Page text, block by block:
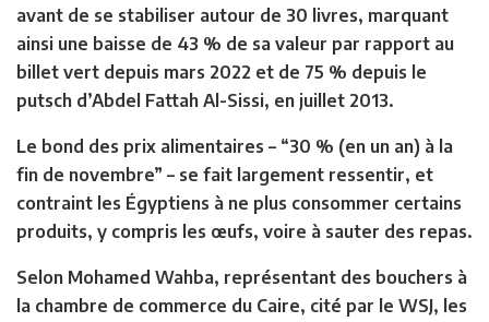
avant de se stabiliser autour de 30 livres, marquant
ainsi une baisse de 43 % de sa valeur par rapport au
billet vert depuis mars 2022 et de 75 % depuis le
putsch d’Abdel Fattah Al-Sissi, en juillet 2013.
Le bond des prix alimentaires – “30 % (en un an) à la
fin de novembre” – se fait largement ressentir, et
contraint les Égyptiens à ne plus consommer certains
produits, y compris les œufs, voire à sauter des repas.
Selon Mohamed Wahba, représentant des bouchers à
la chambre de commerce du Caire, cité par le WSJ, les